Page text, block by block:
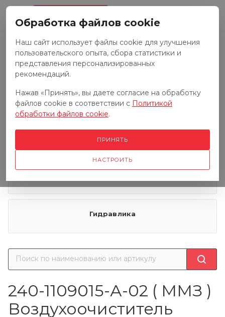
Запчасти к тракторам
Запчасти к грузовым автомобилям
Гидравлика
240-1109015-А-02 ( ММЗ )
Воздухоочиститель
Обработка файлов cookie
Наш сайт использует файлы cookie для улучшения
пользовательского опыта, сбора статистики и
представления персонализированных
рекомендаций.
Нажав «Принять», вы даете согласие на обработку
файлов cookie в соответствии с Политикой
обработки файлов cookie.
НАСТРОИТЬ
ПРИНЯТЬ